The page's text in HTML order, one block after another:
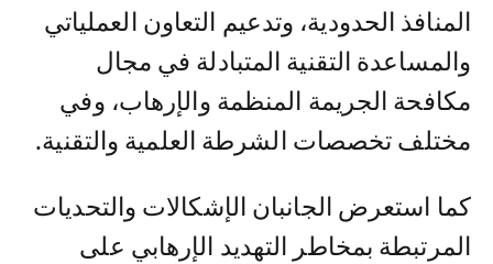
المنافذ الحدودية، وتدعيم التعاون العملياتي
والمساعدة التقنية المتبادلة في مجال
مكافحة الجريمة المنظمة والإرهاب، وفي
مختلف تخصصات الشرطة العلمية والتقنية.
كما استعرض الجانبان الإشكالات والتحديات
المرتبطة بمخاطر التهديد الإرهابي على